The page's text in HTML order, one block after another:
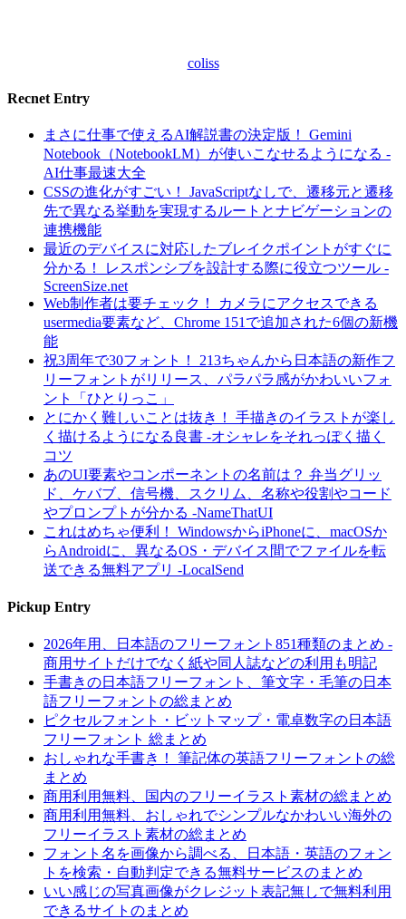
coliss
Recnet Entry
まさに仕事で使えるAI解説書の決定版！ Gemini
Notebook（NotebookLM）が使いこなせるようになる -
AI仕事最速大全
CSSの進化がすごい！ JavaScriptなしで、遷移元と遷移
先で異なる挙動を実現するルートとナビゲーションの
連携機能
最近のデバイスに対応したブレイクポイントがすぐに
分かる！ レスポンシブを設計する際に役立つツール -
ScreenSize.net
Web制作者は要チェック！ カメラにアクセスできる
usermedia要素など、Chrome 151で追加された6個の新機
能
祝3周年で30フォント！ 213ちゃんから日本語の新作フ
リーフォントがリリース、パラパラ感がかわいいフォ
ント「ひとりっこ」
とにかく難しいことは抜き！ 手描きのイラストが楽し
く描けるようになる良書 -オシャレをそれっぽく描く
コツ
あのUI要素やコンポーネントの名前は？ 弁当グリッ
ド、ケバブ、信号機、スクリム、名称や役割やコード
やプロンプトが分かる -NameThatUI
これはめちゃ便利！ WindowsからiPhoneに、macOSか
らAndroidに、異なるOS・デバイス間でファイルを転
送できる無料アプリ -LocalSend
Pickup Entry
2026年用、日本語のフリーフォント851種類のまとめ -
商用サイトだけでなく紙や同人誌などの利用も明記
手書きの日本語フリーフォント、筆文字・毛筆の日本
語フリーフォントの総まとめ
ピクセルフォント・ビットマップ・電卓数字の日本語
フリーフォント 総まとめ
おしゃれな手書き！ 筆記体の英語フリーフォントの総
まとめ
商用利用無料、国内のフリーイラスト素材の総まとめ
商用利用無料、おしゃれでシンプルなかわいい海外の
フリーイラスト素材の総まとめ
フォント名を画像から調べる、日本語・英語のフォン
トを検索・自動判定できる無料サービスのまとめ
いい感じの写真画像がクレジット表記無しで無料利用
できるサイトのまとめ